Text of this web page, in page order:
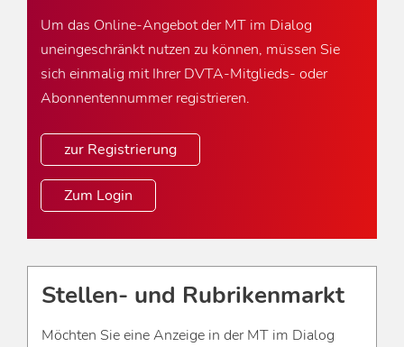
Um das Online-Angebot der MT im Dialog
uneingeschränkt nutzen zu können, müssen Sie
sich einmalig mit Ihrer DVTA-Mitglieds- oder
Abonnentennummer registrieren.
zur Registrierung
Zum Login
Stellen- und Rubrikenmarkt
Möchten Sie eine Anzeige in der MT im Dialog